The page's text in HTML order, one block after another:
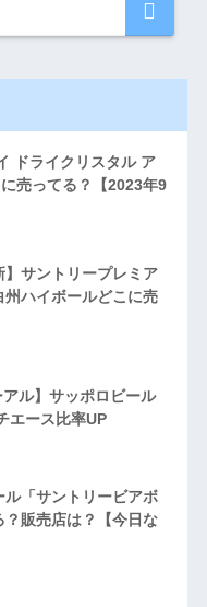
ドライクリスタル ア
売ってる？【2023年9
】サントリープレミア
ハイボールどこに売
アル】サッポロビール
エース比率UP
「サントリービアボ
販売店は？【今日な